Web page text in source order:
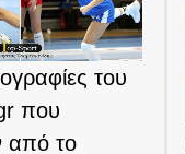
του
που
από το